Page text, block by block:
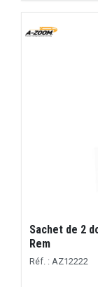
Sachet de 2
Rem
Réf. : AZ12222